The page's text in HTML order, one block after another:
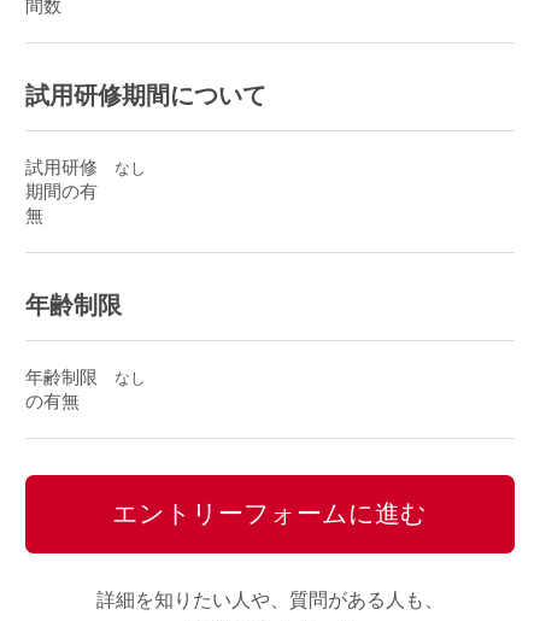
間数
試用研修期間について
試用研修
期間の有
無
なし
年齢制限
年齢制限
の有無
なし
エントリーフォームに進む
詳細を知りたい人や、質問がある人も、